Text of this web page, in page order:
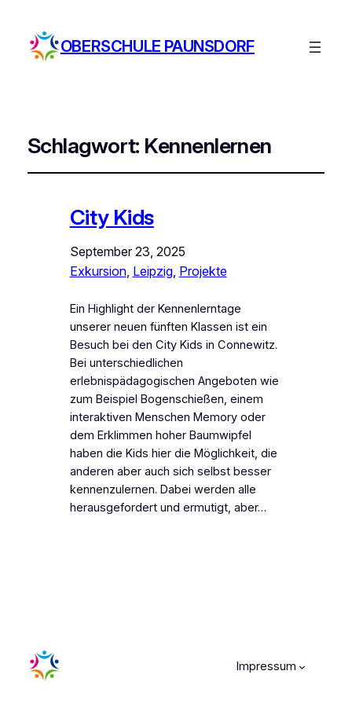
OBERSCHULE PAUNSDORF
Schlagwort: Kennenlernen
City Kids
September 23, 2025
Exkursion, Leipzig, Projekte
Ein Highlight der Kennenlerntage
unserer neuen fünften Klassen ist ein
Besuch bei den City Kids in Connewitz.
Bei unterschiedlichen
erlebnispädagogischen Angeboten wie
zum Beispiel Bogenschießen, einem
interaktiven Menschen Memory oder
dem Erklimmen hoher Baumwipfel
haben die Kids hier die Möglichkeit, die
anderen aber auch sich selbst besser
kennenzulernen. Dabei werden alle
herausgefordert und ermutigt, aber…
Impressum